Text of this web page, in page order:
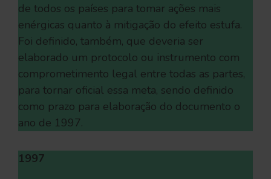
de todos os países para tomar ações mais
enérgicas quanto à mitigação do efeito estufa.
Foi definido, também, que deveria ser
elaborado um protocolo ou instrumento com
comprometimento legal entre todas as partes,
para tornar oficial essa meta, sendo definido
como prazo para elaboração do documento o
ano de 1997.
1997